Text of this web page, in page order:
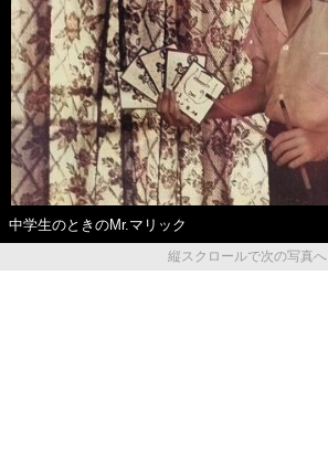
中学生のときのMr.マリック
縦スクロールで次の写真へ